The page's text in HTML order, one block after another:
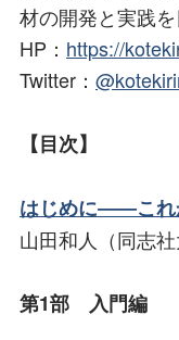
材の開発と実践
HP： https://
Twitter：
【目次】
はじめに――これ
山田和人（同志社
第1部 入門編